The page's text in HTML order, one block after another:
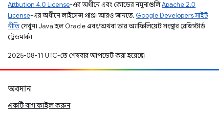
Attribution 4.0 License-এর অধীনে এবং কোডের নমুনাগুলিApache 2.0
License-এর অধীনে লাইসেন্স প্রাপ্ত। আরও জানতে, Google Developers সাইট
নীতিদেখুন। Java হল Oracle এবং/অথবা তার অ্যাফিলিয়েট সংস্থার রেজিস্টার্ড
ট্রেডমার্ক।
2025-08-11 UTC-তে শেষবার আপডেট করা হয়েছে।
অবদান
একটি বাগ ফাইল করুন